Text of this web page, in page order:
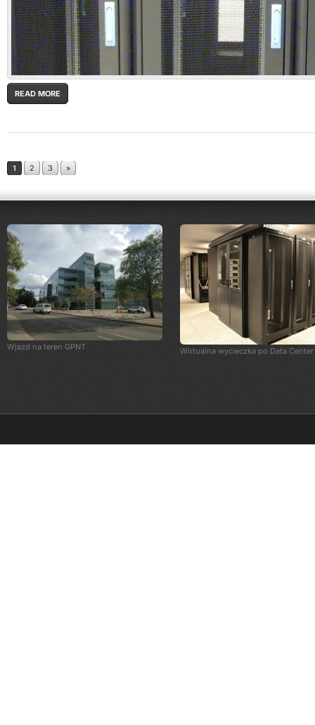
READ MORE
1 2 3 »
Wjazd na teren GPNT Wirtualna wycieczka po Data Center